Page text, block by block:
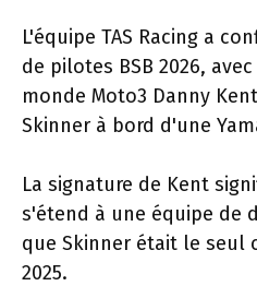
L'équipe TAS Racing a
de pilotes BSB 2026,
monde Moto3 Danny
Skinner à bord d'une
La signature de Kent
s'étend à une équipe de
que Skinner était le seul
2025.